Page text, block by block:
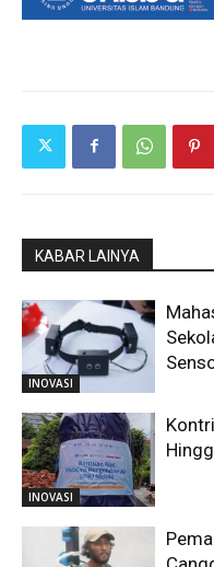
KABAR LAINYA
INOVASI
INOVASI